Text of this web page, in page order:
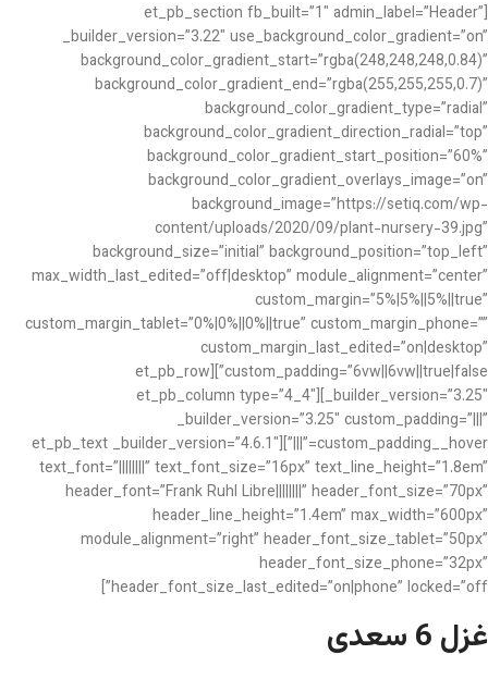
[et_pb_section fb_built=”1″ admin_label=”Header”
_builder_version=”3.22″ use_background_color_gradient=”on”
background_color_gradient_start=”rgba(248,248,248,0.84)”
background_color_gradient_end=”rgba(255,255,255,0.7)”
background_color_gradient_type=”radial”
background_color_gradient_direction_radial=”top”
background_color_gradient_start_position=”60%”
background_color_gradient_overlays_image=”on”
background_image=”https://setiq.com/wp-
content/uploads/2020/09/plant-nursery-39.jpg”
background_size=”initial” background_position=”top_left”
max_width_last_edited=”off|desktop” module_alignment=”center”
custom_margin=”5%|5%||5%||true”
custom_margin_tablet=”0%|0%||0%||true” custom_margin_phone=””
custom_margin_last_edited=”on|desktop”
custom_padding=”6vw||6vw||true|false”][et_pb_row
_builder_version=”3.25″][et_pb_column type=”4_4″
_builder_version=”3.25″ custom_padding=”|||”
custom_padding__hover=”|||”][et_pb_text _builder_version=”4.6.1″
text_font=”||||||||” text_font_size=”16px” text_line_height=”1.8em”
header_font=”Frank Ruhl Libre||||||||” header_font_size=”70px”
header_line_height=”1.4em” max_width=”600px”
module_alignment=”right” header_font_size_tablet=”50px”
header_font_size_phone=”32px”
header_font_size_last_edited=”on|phone” locked=”off”]
غزل 6 سعدی